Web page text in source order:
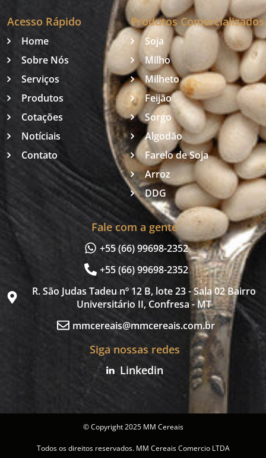
Acesso Rápido
Home
Sobre Nós
Serviços
Produtos
Cotações
Notíciais
Contato
Produtos Comercializados
Soja
Milho
Milheto
Feijão
Sorgo
Algodão
Farelo de Soja
Arroz
DDG
Fale com a gente
+55 (66) 99698-2352
+55 (66) 99698-2352
R. São Judas Tadeu nº 12 B, lote 23 - Sala 02 Bairro
Universitário II, Confresa - MT
mmcereais@mmcereais.com.br
Siga nossas redes
Linkedin
© Copyright 2025 MM Cereais
Todos os direitos reservados. MM Cereais Comercio LTDA